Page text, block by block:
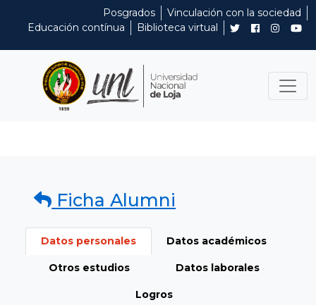
Posgrados
Vinculación con la sociedad
Educación contínua
Biblioteca virtual
Ficha Alumni
Datos personales Datos académicos
Otros estudios Datos laborales
Logros